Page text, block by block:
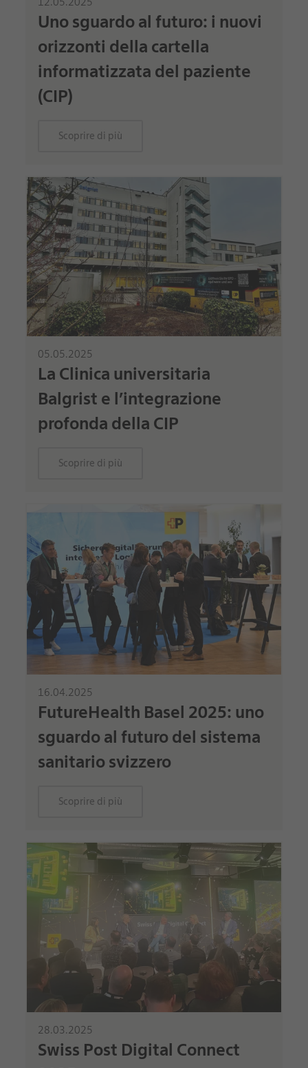
Uno sguardo al futuro: i nuovi
orizzonti della cartella
informatizzata del paziente
(CIP)
Scoprire di più
05.05.2025
La Clinica universitaria
Balgrist e l’integrazione
profonda della CIP
Scoprire di più
16.04.2025
FutureHealth Basel 2025: uno
sguardo al futuro del sistema
sanitario svizzero
Scoprire di più
28.03.2025
Swiss Post Digital Connect